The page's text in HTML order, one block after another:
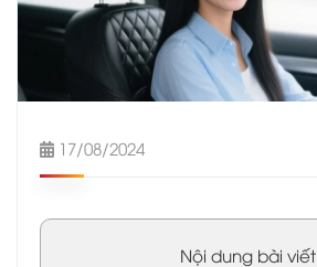
17/08/2024
Nội dung bài viết